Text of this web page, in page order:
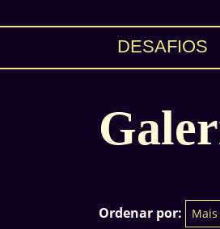
DESAFIOS
Ordenar por: